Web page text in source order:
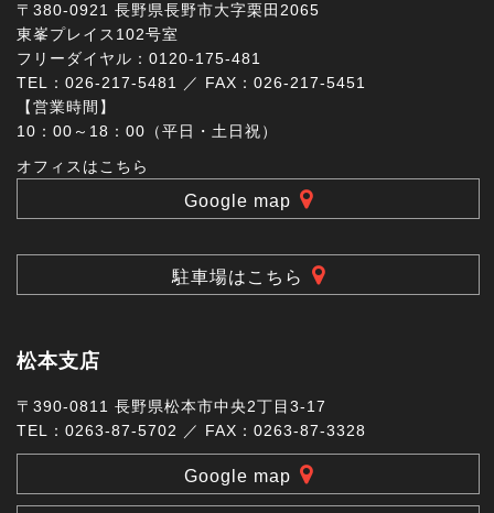
〒380-0921 長野県長野市大字栗田2065
東峯プレイス102号室
フリーダイヤル：0120-175-481
TEL：026-217-5481 ／ FAX：026-217-5451
【営業時間】
10：00～18：00（平日・土日祝）
オフィスはこちら
Google map
駐車場はこちら
松本支店
〒390-0811 長野県松本市中央2丁目3-17
TEL：0263-87-5702 ／ FAX：0263-87-3328
Google map